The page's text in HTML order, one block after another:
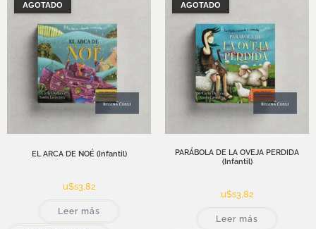
AGOTADO
EL ARCA DE NOÉ (Infantil)
u$s3,82
Leer más
AGOTADO
PARÁBOLA DE LA OVEJA PERDIDA
(Infantil)
u$s3,82
Leer más